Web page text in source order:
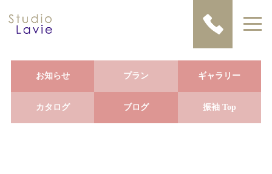
お知らせ プラン ギャラリー
カタログ ブログ 振袖 Top